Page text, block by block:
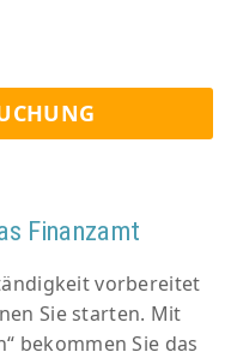
Finanzamt
vorbereitet
Sie starten. Mit
bekommen Sie das